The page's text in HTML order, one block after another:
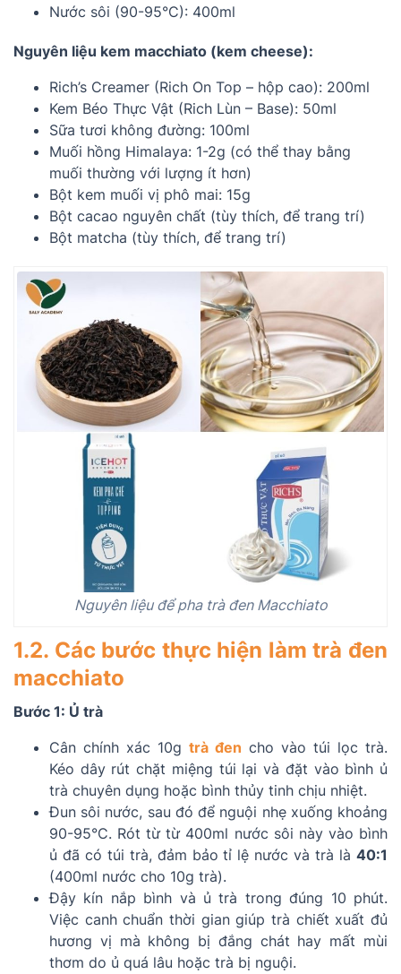
Nước sôi (90-95°C): 400ml
Nguyên liệu kem macchiato (kem cheese):
Rich’s Creamer (Rich On Top – hộp cao): 200ml
Kem Béo Thực Vật (Rich Lùn – Base): 50ml
Sữa tươi không đường: 100ml
Muối hồng Himalaya: 1-2g (có thể thay bằng
muối thường với lượng ít hơn)
Bột kem muối vị phô mai: 15g
Bột cacao nguyên chất (tùy thích, để trang trí)
Bột matcha (tùy thích, để trang trí)
Nguyên liệu để pha trà đen Macchiato
1.2. Các bước thực hiện làm trà đen
macchiato
Bước 1: Ủ trà
Cân chính xác 10g trà đen cho vào túi lọc trà.
Kéo dây rút chặt miệng túi lại và đặt vào bình ủ
trà chuyên dụng hoặc bình thủy tinh chịu nhiệt.
Đun sôi nước, sau đó để nguội nhẹ xuống khoảng
90-95°C. Rót từ từ 400ml nước sôi này vào bình
ủ đã có túi trà, đảm bảo tỉ lệ nước và trà là 40:1
(400ml nước cho 10g trà).
Đậy kín nắp bình và ủ trà trong đúng 10 phút.
Việc canh chuẩn thời gian giúp trà chiết xuất đủ
hương vị mà không bị đắng chát hay mất mùi
thơm do ủ quá lâu hoặc trà bị nguội.